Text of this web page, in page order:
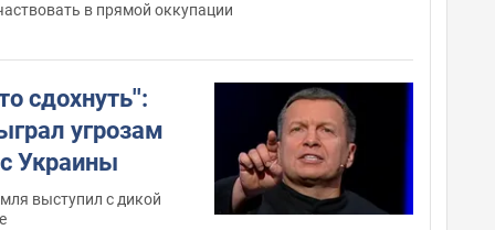
в прямой оккупации
сдохнуть'':
угрозам
Украины
выступил с дикой